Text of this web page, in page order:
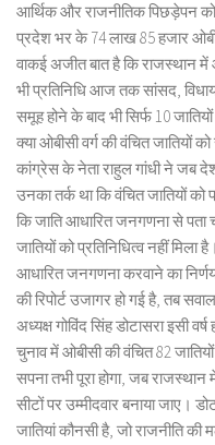
आर्थिक और राजनीतिक पिछड़ेपन
प्रदेश भर के 74 लाख 85 हजार
वाकई अजीत बात है कि राजस्थान में
भी प्रतिनिधि आज तक सांसद,
समूह होने के बाद भी सिर्फ 10
क्या ओबीसी वर्ग की वंचित जातियों
कांग्रेस के नेता राहुल गांधी ने जब
उनका तर्क था कि वंचित जातियों को
कि जाति आधारित जनगणना से पता
जातियों को प्रतिनिधित्व नहीं
आधारित जनगणना करवाने का
की रिपोर्ट उजागर हो गई है, तब
अध्यक्ष गोविंद सिंह डोटासरा इसी
चुनाव में ओबीसी की वंचित 82
सपना तभी पूरा होगा, जब राजस्थान
सीटों पर उम्मीदवार बनाया जाए।
जातियां कौनसी है, जो राजनीति की